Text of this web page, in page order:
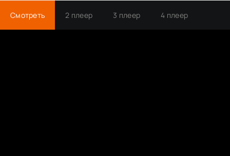
Смотреть 2 плеер 3 плеер 4 плеер